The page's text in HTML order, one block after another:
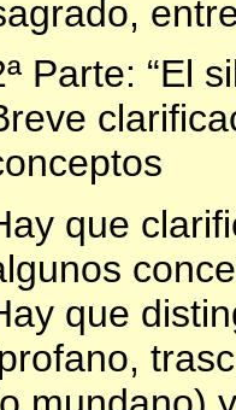
Parte: “El
que
que